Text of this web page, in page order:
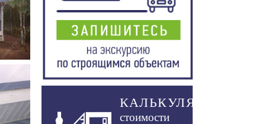
КАЛЬКУЛЯТОР
стоимости